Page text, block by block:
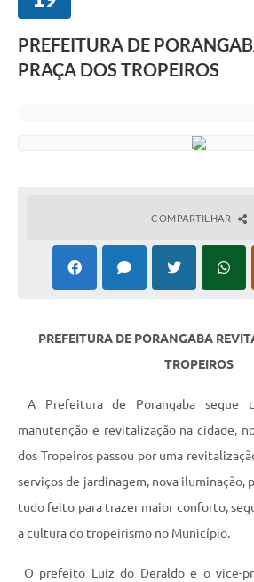
PREFEITURA DE
PRAÇA DOS TROPEIROS
COMPARTILHAR
PREFEITURA DE PORANGABA
TROPEIROS
A Prefeitura de Porangaba segue
manutenção e revitalização na cidade,
dos Tropeiros passou por uma
serviços de jardinagem, nova iluminação,
tudo feito para trazer maior conforto,
a cultura do tropeirismo no Município.
O prefeito Luiz do Deraldo e o vice-